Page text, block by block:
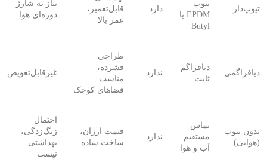
تیوپ‌دار
تیوپ
EPDM یا
Butyl
دارد
قابل‌تعمیر،
عمر بالا
نیاز به شارژ
دوره‌ای هوا
دیافراگمی
دیافراگم
ثابت
ندارد
طراحی
فشرده،
مناسب
فضاهای کوچک
غیرقابل‌تعویض
بدون تیوپ
(هوایی)
تماس
مستقیم
آب و هوا
ندارد
قیمت ارزان،
ساخت ساده
احتمال
زنگ‌زدگی،
بهداشتی
نیست